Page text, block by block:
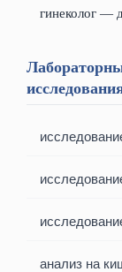
гинеколог —
анализ на